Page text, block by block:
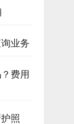
业务
费用
照